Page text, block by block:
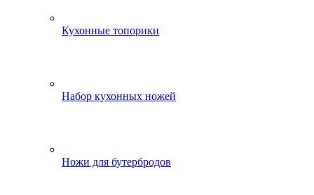
Кухонные топорики
Набор кухонных ножей
Ножи для бутербродов